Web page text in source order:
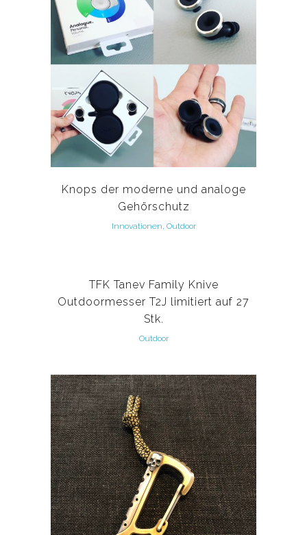
Knops der moderne und analoge
Gehörschutz
Innovationen, Outdoor
TFK Tanev Family Knive
Outdoormesser T2J limitiert auf 27
Stk.
Outdoor